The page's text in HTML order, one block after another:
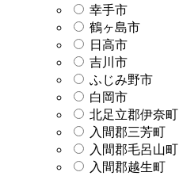
幸手市
鶴ヶ島市
日高市
吉川市
ふじみ野市
白岡市
北足立郡伊奈町
入間郡三芳町
入間郡毛呂山町
入間郡越生町